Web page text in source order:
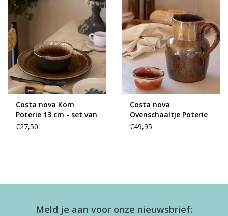
Costa nova Kom
Poterie 13 cm - set van
2
€27,50
Costa nova
Ovenschaaltje Poterie
9 cm - set van 6
€49,95
Meld je aan voor onze nieuwsbrief: